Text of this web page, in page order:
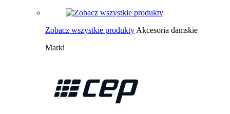
Zobacz wszystkie produkty Akcesoria damskie
Marki